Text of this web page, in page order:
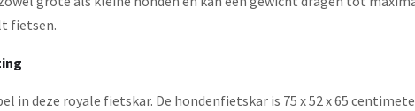
fietsen.
in deze royale fietskar. De hondenfietskar is 75 x 52 x 65